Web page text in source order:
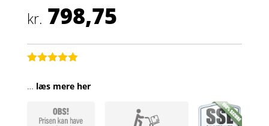
kr. 798,75
ud af 5
kundebedøm
melser
… læs mere her